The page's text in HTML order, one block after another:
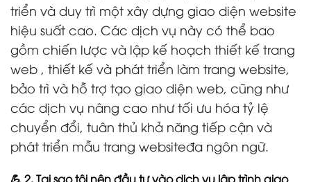
triển và duy trì một xây dựng giao diện website
hiệu suất cao. Các dịch vụ này có thể bao
gồm chiến lược và lập kế hoạch thiết kế trang
web , thiết kế và phát triển làm trang website,
bảo trì và hỗ trợ tạo giao diện web, cũng như
các dịch vụ nâng cao như tối ưu hóa tỷ lệ
chuyển đổi, tuân thủ khả năng tiếp cận và
phát triển mẫu trang websiteđa ngôn ngữ.
💪 2. Tại sao tôi nên đầu tư vào dịch vụ lập trình giao